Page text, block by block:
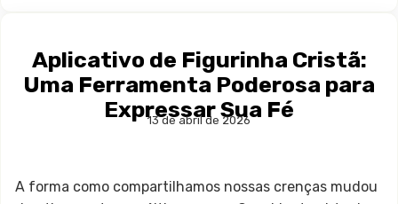
Aplicativo de Figurinha Cristã:
Uma Ferramenta Poderosa para
Expressar Sua Fé
13 de abril de 2026
A forma como compartilhamos nossas crenças mudou